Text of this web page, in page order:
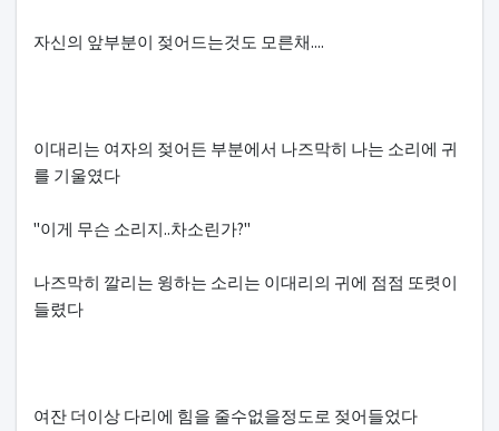
자신의 앞부분이 젖어드는것도 모른채....
이대리는 여자의 젖어든 부분에서 나즈막히 나는 소리에 귀
를 기울였다
"이게 무슨 소리지..차소린가?"
나즈막히 깔리는 윙하는 소리는 이대리의 귀에 점점 또렷이
들렸다
여잔 더이상 다리에 힘을 줄수없을정도로 젖어들었다